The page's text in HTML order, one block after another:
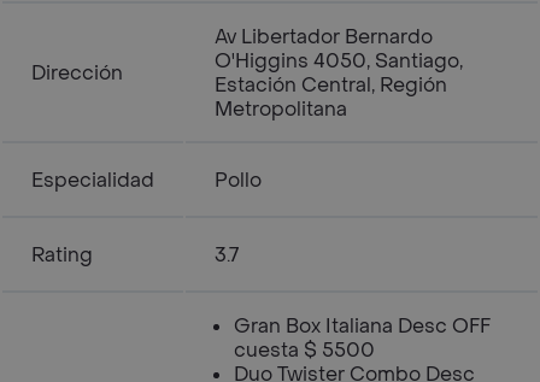
Dirección
Av Libertador Bernardo
O'Higgins 4050, Santiago,
Estación Central, Región
Metropolitana
Especialidad Pollo
Rating 3.7
Gran Box Italiana Desc OFF
cuesta $ 5500
Duo Twister Combo Desc